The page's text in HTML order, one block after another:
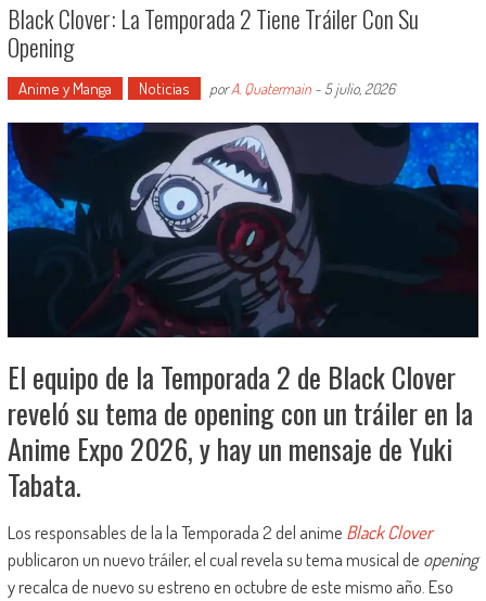
Black Clover: La Temporada 2 Tiene Tráiler Con Su
Opening
Anime y Manga Noticias porA. Quatermain- 5 julio, 2026
El equipo de la Temporada 2 de Black Clover
reveló su tema de opening con un tráiler en la
Anime Expo 2026, y hay un mensaje de Yuki
Tabata.
Los responsables de la la Temporada 2 del anime Black Clover
publicaron un nuevo tráiler, el cual revela su tema musical de opening
y recalca de nuevo su estreno en octubre de este mismo año. Eso